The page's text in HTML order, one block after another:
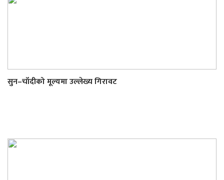
सुन–चाँदीको मूल्यमा उल्लेख्य गिरावट